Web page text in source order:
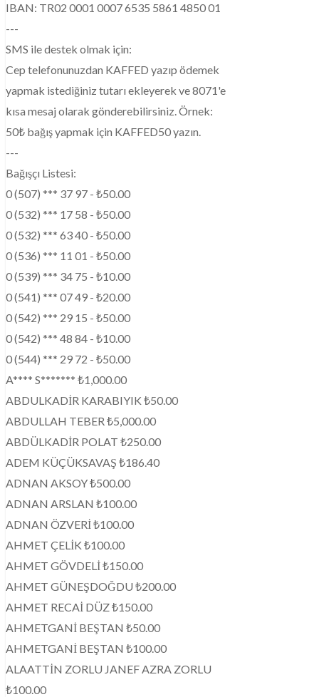
IBAN: TR02 0001 0007 6535 5861 4850 01
---
SMS ile destek olmak için:
Cep telefonunuzdan KAFFED yazıp ödemek
yapmak istediğiniz tutarı ekleyerek ve 8071'e
kısa mesaj olarak gönderebilirsiniz. Örnek:
50₺ bağış yapmak için KAFFED50 yazın.
---
Bağışçı Listesi:
0 (507) *** 37 97 - ₺50.00
0 (532) *** 17 58 - ₺50.00
0 (532) *** 63 40 - ₺50.00
0 (536) *** 11 01 - ₺50.00
0 (539) *** 34 75 - ₺10.00
0 (541) *** 07 49 - ₺20.00
0 (542) *** 29 15 - ₺50.00
0 (542) *** 48 84 - ₺10.00
0 (544) *** 29 72 - ₺50.00
A**** S******* ₺1,000.00
ABDULKADİR KARABIYIK ₺50.00
ABDULLAH TEBER ₺5,000.00
ABDÜLKADİR POLAT ₺250.00
ADEM KÜÇÜKSAVAŞ ₺186.40
ADNAN AKSOY ₺500.00
ADNAN ARSLAN ₺100.00
ADNAN ÖZVERİ ₺100.00
AHMET ÇELİK ₺100.00
AHMET GÖVDELİ ₺150.00
AHMET GÜNEŞDOĞDU ₺200.00
AHMET RECAİ DÜZ ₺150.00
AHMETGANİ BEŞTAN ₺50.00
AHMETGANİ BEŞTAN ₺100.00
ALAATTİN ZORLU JANEF AZRA ZORLU
₺100.00